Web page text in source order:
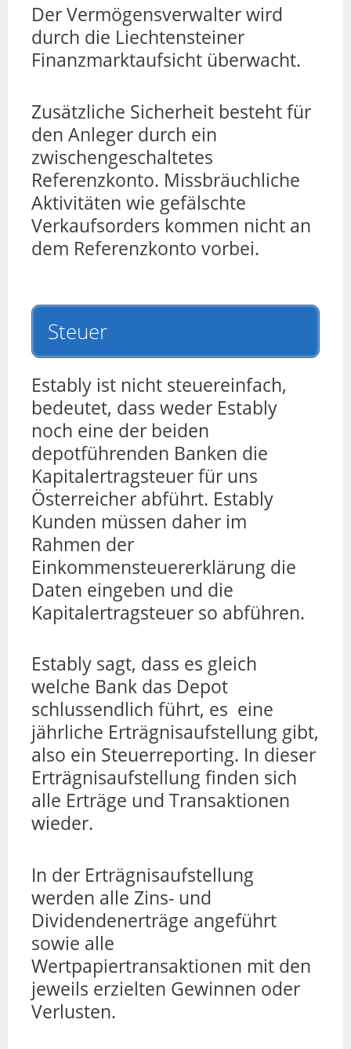
Der Vermögensverwalter wird
durch die Liechtensteiner
Finanzmarktaufsicht überwacht.
Zusätzliche Sicherheit besteht für
den Anleger durch ein
zwischengeschaltetes
Referenzkonto. Missbräuchliche
Aktivitäten wie gefälschte
Verkaufsorders kommen nicht an
dem Referenzkonto vorbei.
Steuer
Estably ist nicht steuereinfach,
bedeutet, dass weder Estably
noch eine der beiden
depotführenden Banken die
Kapitalertragsteuer für uns
Österreicher abführt. Estably
Kunden müssen daher im
Rahmen der
Einkommensteuererklärung die
Daten eingeben und die
Kapitalertragsteuer so abführen.
Estably sagt, dass es gleich
welche Bank das Depot
schlussendlich führt, es eine
jährliche Erträgnisaufstellung gibt,
also ein Steuerreporting. In dieser
Erträgnisaufstellung finden sich
alle Erträge und Transaktionen
wieder.
In der Erträgnisaufstellung
werden alle Zins- und
Dividendenerträge angeführt
sowie alle
Wertpapiertransaktionen mit den
jeweils erzielten Gewinnen oder
Verlusten.